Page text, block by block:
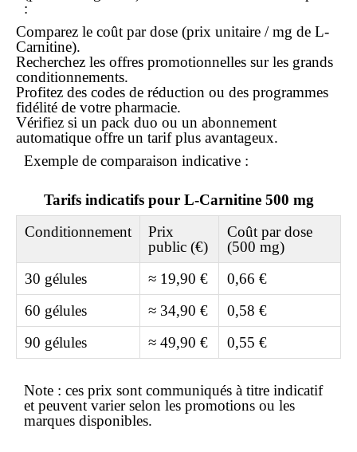
:
Comparez le coût par dose (prix unitaire / mg de L-
Carnitine).
Recherchez les offres promotionnelles sur les grands
conditionnements.
Profitez des codes de réduction ou des programmes
fidélité de votre pharmacie.
Vérifiez si un pack duo ou un abonnement
automatique offre un tarif plus avantageux.
Exemple de comparaison indicative :
Tarifs indicatifs pour L-Carnitine 500 mg
Conditionnement
Prix
public (€)
Coût par dose
(500 mg)
30 gélules
≈ 19,90 €
0,66 €
60 gélules
≈ 34,90 €
0,58 €
90 gélules
≈ 49,90 € 0,55 €
Note : ces prix sont communiqués à titre indicatif
et peuvent varier selon les promotions ou les
marques disponibles.